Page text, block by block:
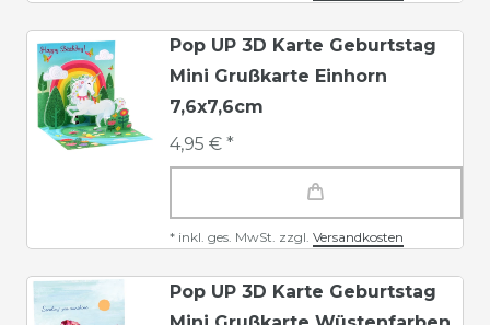
Pop UP 3D Karte Geburtstag
Mini Grußkarte Einhorn
7,6x7,6cm
4,95 € *
* inkl. ges. MwSt. zzgl. Versandkosten
Pop UP 3D Karte Geburtstag